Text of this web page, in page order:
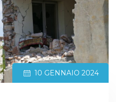
10 GENNAIO 2024